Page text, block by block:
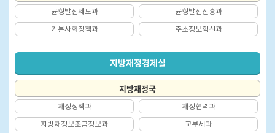
균형발전제도과 균형발전진흥과
기본사회정책과 주소정보혁신과
지방재정경제실
지방재정국
재정정책과 재정협력과
지방재정보조금정보과 교부세과